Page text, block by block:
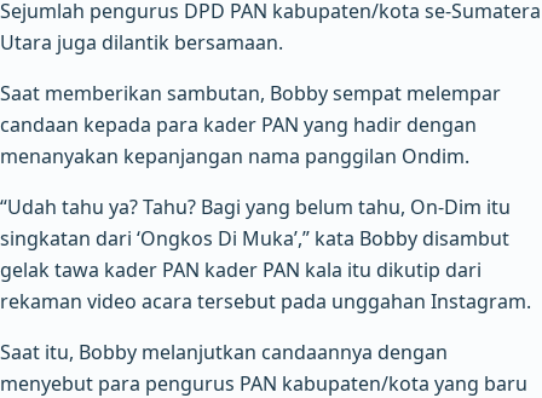
Sejumlah pengurus DPD PAN kabupaten/kota se-Sumatera
Utara juga dilantik bersamaan.
Saat memberikan sambutan, Bobby sempat melempar
candaan kepada para kader PAN yang hadir dengan
menanyakan kepanjangan nama panggilan Ondim.
“Udah tahu ya? Tahu? Bagi yang belum tahu, On-Dim itu
singkatan dari ‘Ongkos Di Muka’,” kata Bobby disambut
gelak tawa kader PAN kader PAN kala itu dikutip dari
rekaman video acara tersebut pada unggahan Instagram.
Saat itu, Bobby melanjutkan candaannya dengan
menyebut para pengurus PAN kabupaten/kota yang baru